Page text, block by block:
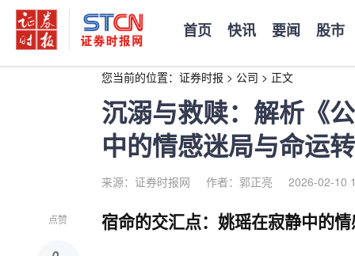
首页 快讯 要闻 股市
您当前的位置： 证券时报 > 公司 > 正文
沉溺与救赎：解析《
中的情感迷局与命运
来源：证券时报网 作者：郭正亮 2026-02-10
点赞 宿命的交汇点：姚瑶在寂静中的